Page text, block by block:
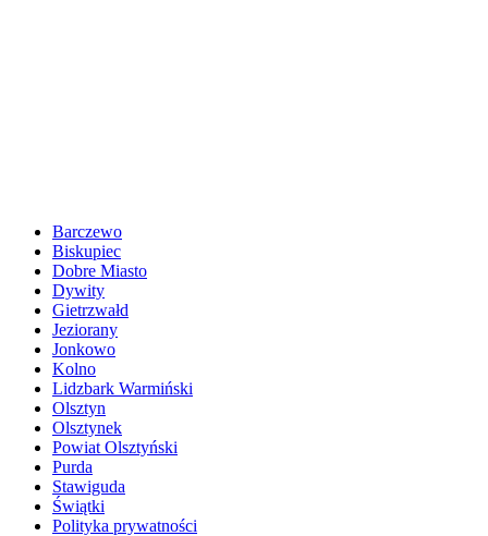
Barczewo
Biskupiec
Dobre Miasto
Dywity
Gietrzwałd
Jeziorany
Jonkowo
Kolno
Lidzbark Warmiński
Olsztyn
Olsztynek
Powiat Olsztyński
Purda
Stawiguda
Świątki
Polityka prywatności